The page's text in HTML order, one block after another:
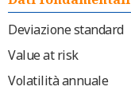
Deviazione standard
Value at risk
Volatilità annuale